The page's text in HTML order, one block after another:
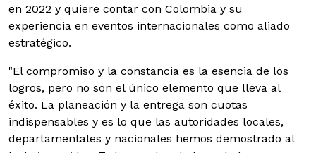
en 2022 y quiere contar con Colombia y su
experiencia en eventos internacionales como aliado
estratégico.
"El compromiso y la constancia es la esencia de los
logros, pero no son el único elemento que lleva al
éxito. La planeación y la entrega son cuotas
indispensables y es lo que las autoridades locales,
departamentales y nacionales hemos demostrado al